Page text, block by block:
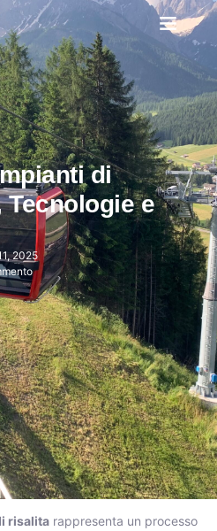
di
e
2025
risalita rappresenta un processo